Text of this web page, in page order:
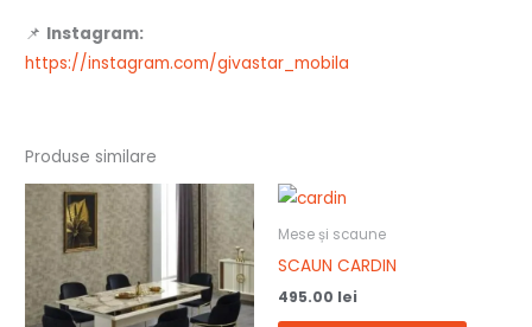
📌 Instagram:
https://instagram.com/givastar_mobila
Produse similare
Mese și scaune
SCAUN CARDIN
495.00 lei